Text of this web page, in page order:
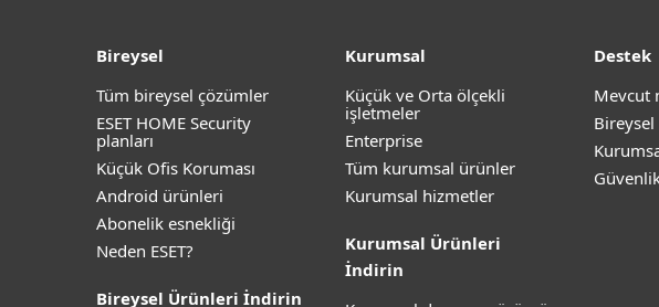
Bireysel
Tüm bireysel çözümler
ESET HOME Security
planları
Küçük Ofis Koruması
Android ürünleri
Abonelik esnekliği
Neden ESET?
Bireysel Ürünleri İndirin
Kurumsal
Küçük ve Orta ölçekli
işletmeler
Enterprise
Tüm kurumsal ürünler
Kurumsal hizmetler
Kurumsal Ürünleri
İndirin
Destek
Mevcut